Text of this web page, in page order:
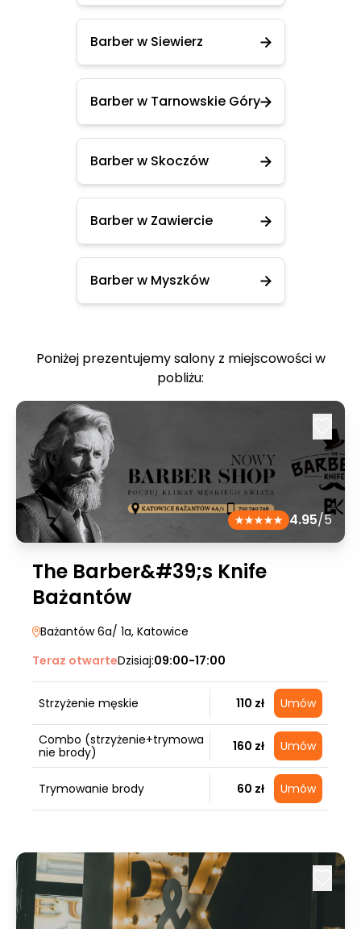
Barber w Siewierz
Barber w Tarnowskie Góry
Barber w Skoczów
Barber w Zawiercie
Barber w Myszków
Poniżej prezentujemy salony z miejscowości w
pobliżu:
4.95/5
The Barber&#39;s Knife
Bażantów
Bażantów 6a/ 1a, Katowice
Teraz otwarteDzisiaj:09:00-17:00
Strzyżenie męskie 110 zł Umów
Combo (strzyżenie+trymowa
nie brody)
160 zł Umów
Trymowanie brody 60 zł Umów